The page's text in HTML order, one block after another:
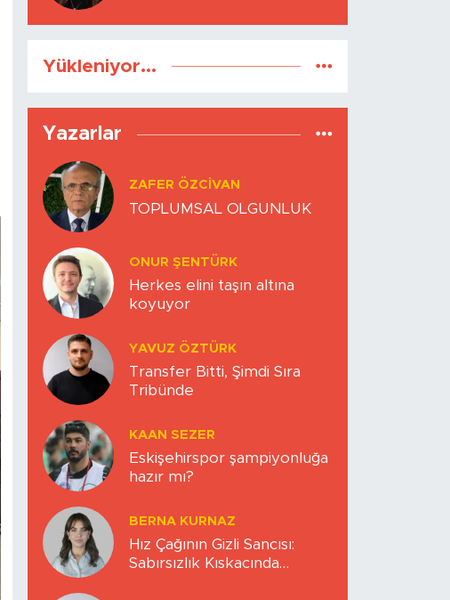
Yükleniyor...
Yazarlar
ZAFER ÖZCIVAN
TOPLUMSAL OLGUNLUK
ONUR ŞENTÜRK
Herkes elini taşın altına
koyuyor
YAVUZ ÖZTÜRK
Transfer Bitti, Şimdi Sıra
Tribünde
KAAN SEZER
Eskişehirspor şampiyonluğa
hazır mı?
BERNA KURNAZ
Hız Çağının Gizli Sancısı:
Sabırsızlık Kıskacında